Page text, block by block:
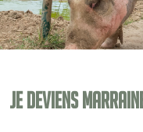
Je deviens